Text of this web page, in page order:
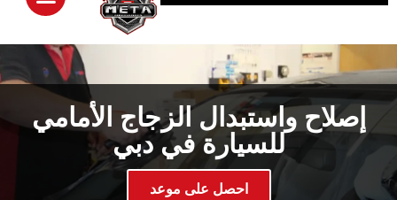
‏إصلاح واستبدال الزجاج الأمامي
للسيارة في دبي‏
‏احصل على موعد‏